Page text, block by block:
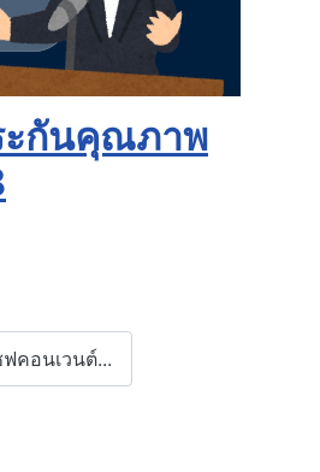
ะกันคุณภาพ
คอนเวนต์...